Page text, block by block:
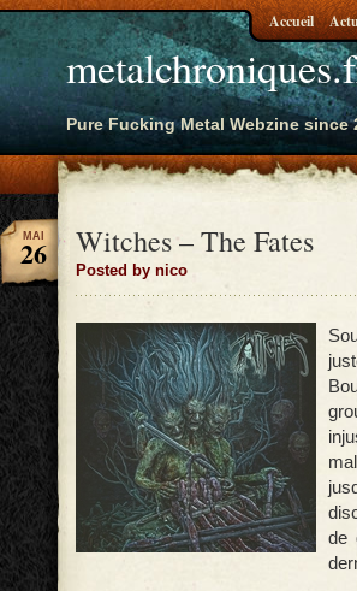
Pure Fucking Metal Webzine since
Accueil
Witches – The Fates
Posted by nico
MAI
26
de